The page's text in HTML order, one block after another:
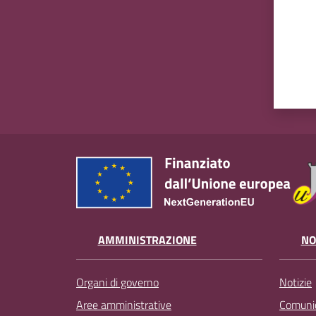
AMMINISTRAZIONE
Organi di governo
Aree amministrative
Notizie